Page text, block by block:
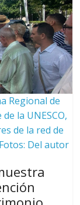
Regional de
la UNESCO,
de la red de
Del autor